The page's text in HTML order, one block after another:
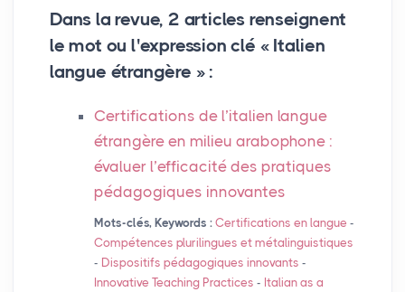
Dans la revue, 2 articles renseignent
le mot ou l'expression clé « Italien
langue étrangère » :
Certifications de l’italien langue
étrangère en milieu arabophone :
évaluer l’efficacité des pratiques
pédagogiques innovantes
Mots-clés, Keywords : Certifications en langue -
Compétences plurilingues et métalinguistiques
- Dispositifs pédagogiques innovants -
Innovative Teaching Practices - Italian as a